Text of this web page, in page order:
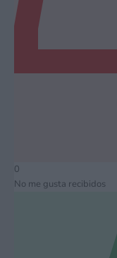
0
No me gusta recibidos